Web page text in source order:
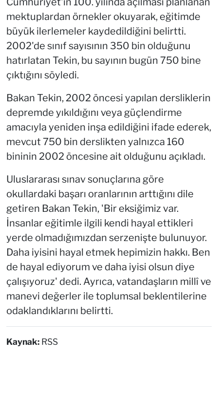
mektuplardan örnekler okuyarak, eğitimde
büyük ilerlemeler kaydedildiğini belirtti.
2002'de sınıf sayısının 350 bin olduğunu
hatırlatan Tekin, bu sayının bugün 750 bine
çıktığını söyledi.
Bakan Tekin, 2002 öncesi yapılan dersliklerin
depremde yıkıldığını veya güçlendirme
amacıyla yeniden inşa edildiğini ifade ederek,
mevcut 750 bin derslikten yalnızca 160
bininin 2002 öncesine ait olduğunu açıkladı.
Uluslararası sınav sonuçlarına göre
okullardaki başarı oranlarının arttığını dile
getiren Bakan Tekin, 'Bir eksiğimiz var.
İnsanlar eğitimle ilgili kendi hayal ettikleri
yerde olmadığımızdan serzenişte bulunuyor.
Daha iyisini hayal etmek hepimizin hakkı. Ben
de hayal ediyorum ve daha iyisi olsun diye
çalışıyoruz' dedi. Ayrıca, vatandaşların millî ve
manevi değerler ile toplumsal beklentilerine
odaklandıklarını belirtti.
Kaynak: RSS